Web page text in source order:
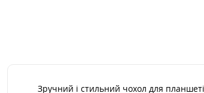
Зручний і стильний чохол для